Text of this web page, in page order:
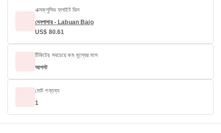
এক্সক্লুসিভ ফ্লাইট ডিল
দেনপাসার - Labuan Bajo
US$ 80.61
টিকিটের সবচেয়ে কম মূল্যের মাস
আগস্ট
মোট গন্তব্য
1